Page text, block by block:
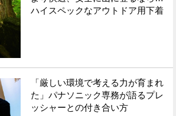
ハイスペックなアウトドア用下着
「厳しい環境で考える力が育まれ
た」パナソニック専務が語るプレ
ッシャーとの付き合い方